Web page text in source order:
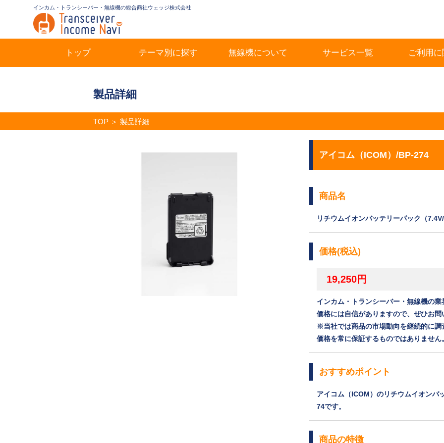
インカム・トランシーバー・無線機の総合商社ウェッジ株式会社
トップ テーマ別に探す 無線機について サービス一覧 ご利用
製品詳細
TOP ＞製品詳細
アイコム（ICOM）/BP-274
商品名
リチウムイオンバッテリーパック（
価格(税込)
19,250円
インカム・トランシーバー・無線機の
価格には自信がありますので、ぜひお
※当社では商品の市場動向を継続的に
価格を常に保証するものではありません
おすすめポイント
アイコム（ICOM）のリチウムイオン
74です。
商品の特徴